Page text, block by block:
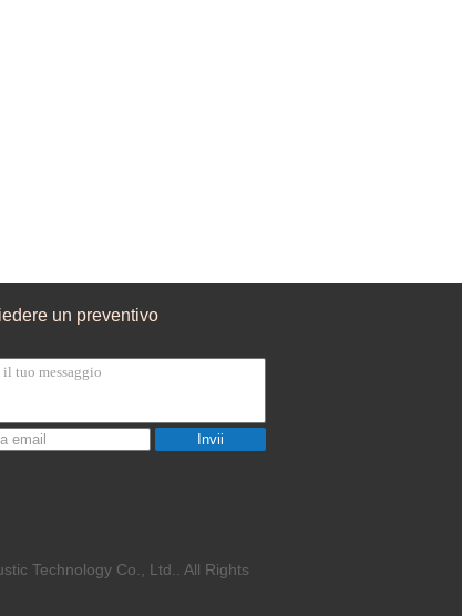
un preventivo
Invii
Technology Co., Ltd.. All Rights